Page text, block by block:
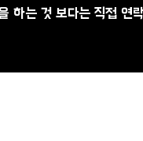
하는 것 보다는 직접 연